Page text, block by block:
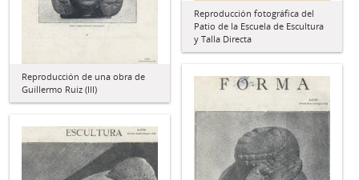
Reproducción fotográfica del
Patio de la Escuela de Escultura
y Talla Directa
Reproducción de una obra de
Guillermo Ruiz (III)